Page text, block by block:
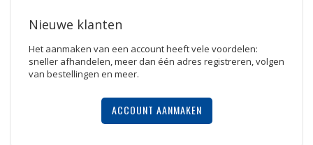
Nieuwe klanten
Het aanmaken van een account heeft vele voordelen:
sneller afhandelen, meer dan één adres registreren, volgen
van bestellingen en meer.
ACCOUNT AANMAKEN